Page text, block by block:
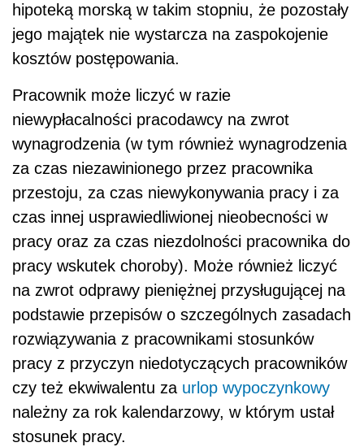
hipoteką morską w takim stopniu, że pozostały
jego majątek nie wystarcza na zaspokojenie
kosztów postępowania.
Pracownik może liczyć w razie
niewypłacalności pracodawcy na zwrot
wynagrodzenia (w tym również wynagrodzenia
za czas niezawinionego przez pracownika
przestoju, za czas niewykonywania pracy i za
czas innej usprawiedliwionej nieobecności w
pracy oraz za czas niezdolności pracownika do
pracy wskutek choroby). Może również liczyć
na zwrot odprawy pieniężnej przysługującej na
podstawie przepisów o szczególnych zasadach
rozwiązywania z pracownikami stosunków
pracy z przyczyn niedotyczących pracowników
czy też ekwiwalentu za urlop wypoczynkowy
należny za rok kalendarzowy, w którym ustał
stosunek pracy.